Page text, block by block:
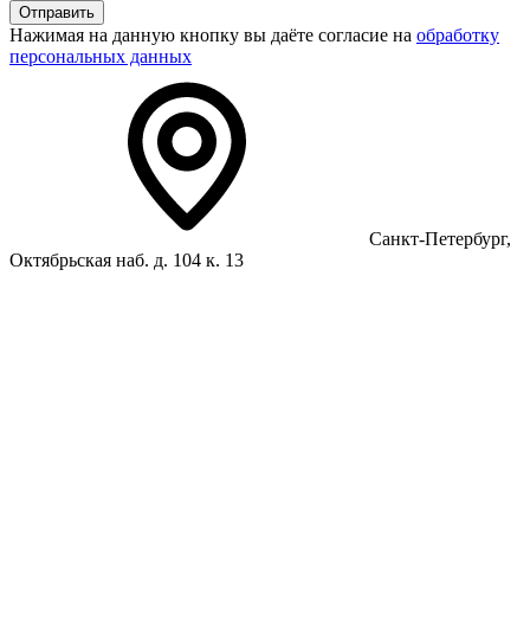
Отправить
Нажимая на данную кнопку вы даёте согласие на обработку
персональных данных
Санкт-Петербург,
Октябрьская наб. д. 104 к. 13